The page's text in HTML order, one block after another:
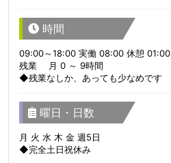
時間
09:00～18:00 実働 08:00 休憩 01:00
残業 月 0 ～ 9時間
◆残業なしか、あっても少なめです
曜日・日数
月 火 水 木 金 週5日
◆完全土日祝休み